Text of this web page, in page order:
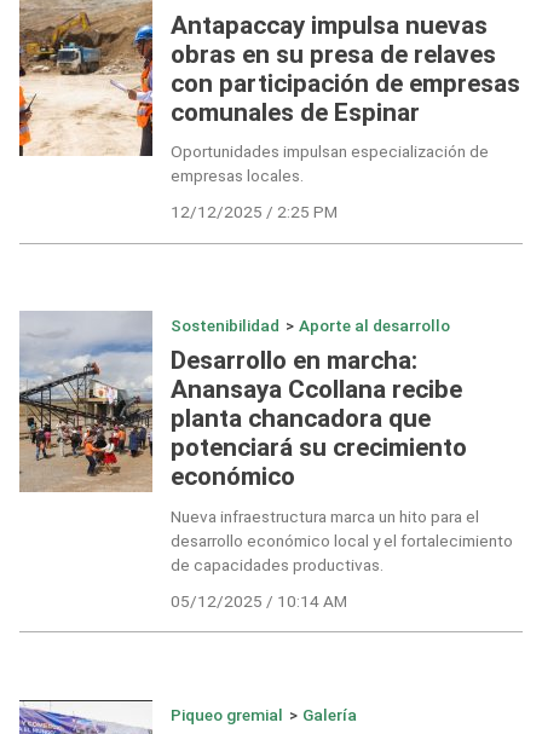
Antapaccay impulsa nuevas
obras en su presa de relaves
con participación de empresas
comunales de Espinar
Oportunidades impulsan especialización de
empresas locales.
12/12/2025 / 2:25 PM
Sostenibilidad > Aporte al desarrollo
Desarrollo en marcha:
Anansaya Ccollana recibe
planta chancadora que
potenciará su crecimiento
económico
Nueva infraestructura marca un hito para el
desarrollo económico local y el fortalecimiento
de capacidades productivas.
05/12/2025 / 10:14 AM
Piqueo gremial > Galería